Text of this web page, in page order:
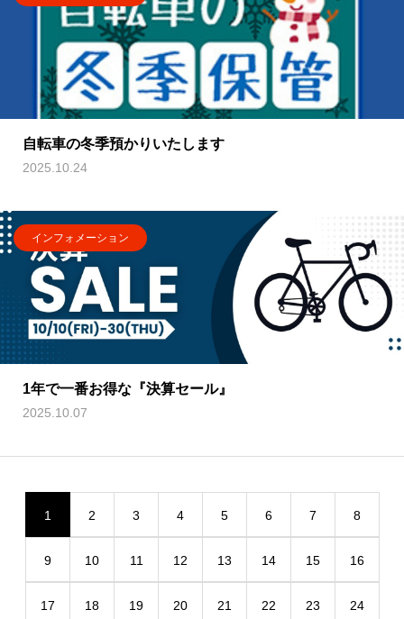
自転車の冬季預かりいたします
2025.10.24
インフォメーション
1年で一番お得な『決算セール』
2025.10.07
1 2 3 4 5 6 7 8
9 10 11 12 13 14 15 16
17 18 19 20 21 22 23 24